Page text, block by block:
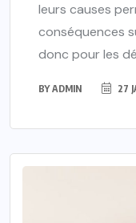
leurs causes
conséquences
donc pour les
BYADMIN 27